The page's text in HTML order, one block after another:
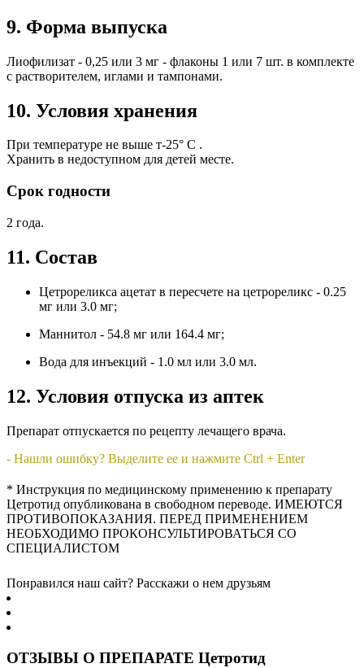
9. Форма выпуска
Лиофилизат - 0,25 или 3 мг - флаконы 1 или 7 шт. в комплекте
с растворителем, иглами и тампонами.
10. Условия хранения
При температуре не выше т-25° С .
Хранить в недоступном для детей месте.
Срок годности
2 года.
11. Состав
Цетрореликса ацетат в пересчете на цетрореликс - 0.25
мг или 3.0 мг;
Маннитол - 54.8 мг или 164.4 мг;
Вода для инъекций - 1.0 мл или 3.0 мл.
12. Условия отпуска из аптек
Препарат отпускается по рецепту лечащего врача.
- Нашли ошибку? Выделите ее и нажмите Ctrl + Enter
* Инструкция по медицинскому применению к препарату
Цетротид опубликована в свободном переводе. ИМЕЮТСЯ
ПРОТИВОПОКАЗАНИЯ. ПЕРЕД ПРИМЕНЕНИЕМ
НЕОБХОДИМО ПРОКОНСУЛЬТИРОВАТЬСЯ СО
СПЕЦИАЛИСТОМ
Понравился наш сайт? Расскажи о нем друзьям
ОТЗЫВЫ О ПРЕПАРАТЕ Цетротид